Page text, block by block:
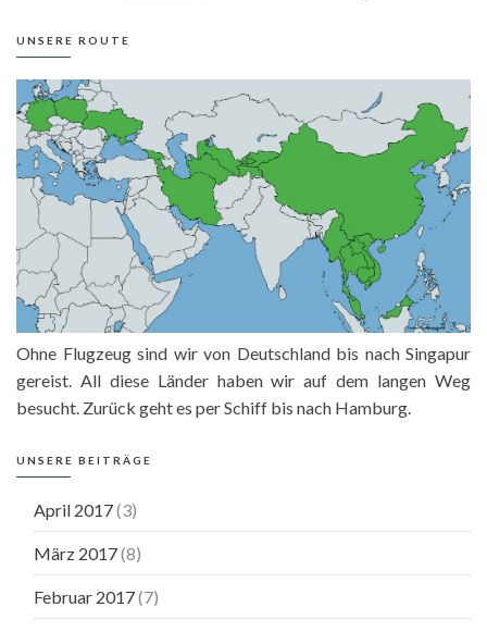
UNSERE ROUTE
Ohne Flugzeug sind wir von Deutschland bis nach Singapur
gereist. All diese Länder haben wir auf dem langen Weg
besucht. Zurück geht es per Schiff bis nach Hamburg.
UNSERE BEITRÄGE
April 2017(3)
März 2017(8)
Februar 2017(7)